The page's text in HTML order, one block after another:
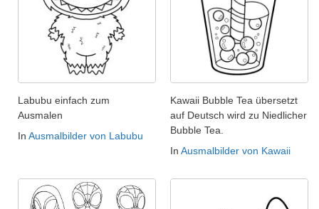
Labubu einfach zum
Ausmalen
In Ausmalbilder von Labubu
Kawaii Bubble Tea übersetzt
auf Deutsch wird zu Niedlicher
Bubble Tea.
In Ausmalbilder von Kawaii